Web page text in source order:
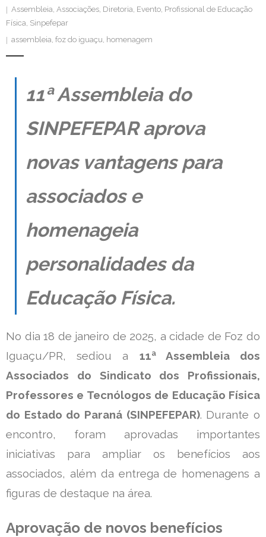
Contato
Assembleia, Associações, Diretoria, Evento, Profissional de Educação
Física, Sinpefepar
assembleia, foz do iguaçu, homenagem
11ª Assembleia do
SINPEFEPAR aprova
novas vantagens para
associados e
homenageia
personalidades da
Educação Física.
No dia 18 de janeiro de 2025, a cidade de Foz do
Iguaçu/PR, sediou a 11ª Assembleia dos
Associados do Sindicato dos Profissionais,
Professores e Tecnólogos de Educação Física
do Estado do Paraná (SINPEFEPAR). Durante o
encontro, foram aprovadas importantes
iniciativas para ampliar os benefícios aos
associados, além da entrega de homenagens a
figuras de destaque na área.
Aprovação de novos benefícios